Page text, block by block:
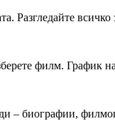
Разгледайте
филм. График
– биографии,